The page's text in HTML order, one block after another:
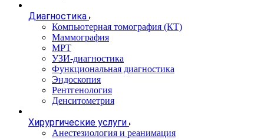
Диагностика
Компьютерная томография (КТ)
Маммография
МРТ
УЗИ-диагностика
Функциональная диагностика
Эндоскопия
Рентгенология
Денситометрия
Хирургические услуги
Анестезиология и реанимация